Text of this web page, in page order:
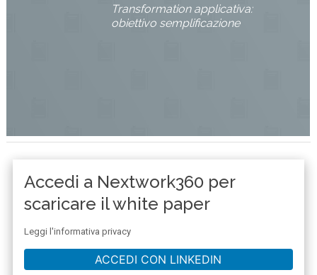
Transformation applicativa:
obiettivo semplificazione
Accedi a Nextwork360 per
scaricare il white paper
Leggi l'informativa privacy
ACCEDI CON LINKEDIN